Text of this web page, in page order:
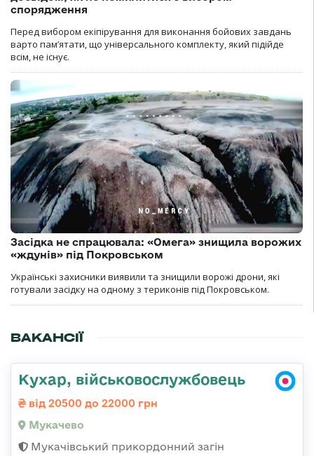
спорядження
Перед вибором екіпірування для виконання бойових завдань
варто пам’ятати, що універсального комплекту, який підійде
всім, не існує.
Засідка не спрацювала: «Омега» знищила ворожих
«ждунів» під Покровськом
Українські захисники виявили та знищили ворожі дрони, які
готували засідку на одному з териконів під Покровськом.
ВАКАНСІЇ
Кухар, військовослужбовець
від 20500 до 22000 грн
Мукачево
Мукачівський прикордонний загін